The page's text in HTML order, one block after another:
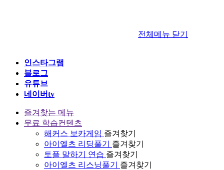
전체메뉴 닫기
인스타그램
블로그
유튜브
네이버tv
즐겨찾는 메뉴
무료 학습컨텐츠
해커스 보카게임 즐겨찾기
아이엘츠 리딩풀기
즐겨찾기
토플 말하기 연습 즐겨찾기
아이엘츠 리스닝풀기
즐겨찾기